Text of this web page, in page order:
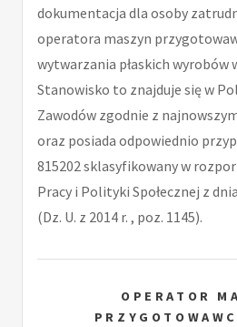
dokumentacja dla osoby
operatora maszyn
wytwarzania płaskich wyrobów
Stanowisko to znajduje się w
Zawodów zgodnie z
oraz posiada odpowiednio
815202 sklasyfikowany w
Pracy i Polityki Społecznej z
(Dz. U. z 2014 r. , poz. 1145).
OPERATOR